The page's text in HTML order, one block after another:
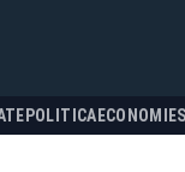
POLITICA ECONOMIE